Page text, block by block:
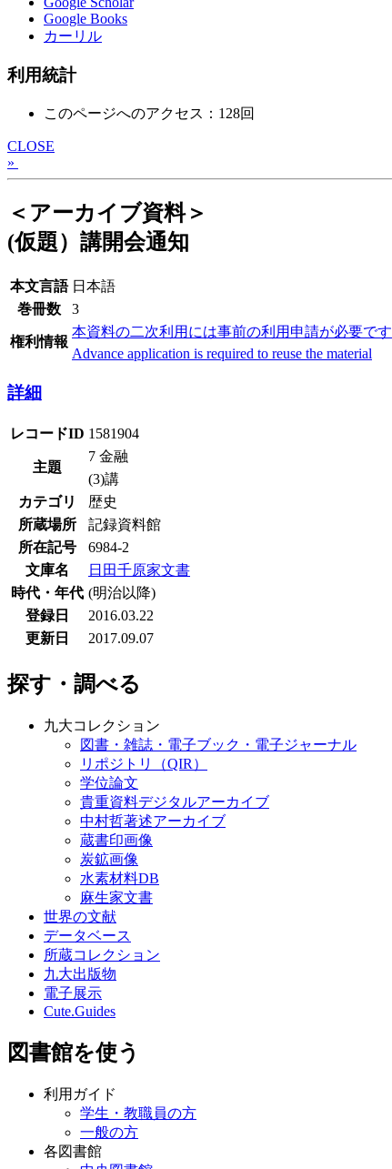
Google Books
カーリル
利用統計
このページへのアクセス：128回
CLOSE
»
＜アーカイブ資料＞
(仮題）講開会通知
本文言語 日本語
巻冊数
3
権利情報
本資料の二次利用には事前の利用申請が必要です
Advance application is required to reuse the material
詳細
レコードID 1581904
主題
7 金融
(3)講
カテゴリ
歴史
所蔵場所
記録資料館
所在記号
6984-2
文庫名
日田千原家文書
時代・年代 (明治以降)
登録日
2016.03.22
更新日
2017.09.07
探す・調べる
九大コレクション
図書・雑誌・電子ブック・電子ジャーナル
リポジトリ（QIR）
学位論文
貴重資料デジタルアーカイブ
中村哲著述アーカイブ
蔵書印画像
炭鉱画像
水素材料DB
麻生家文書
世界の文献
データベース
所蔵コレクション
九大出版物
電子展示
Cute.Guides
図書館を使う
利用ガイド
学生・教職員の方
一般の方
各図書館